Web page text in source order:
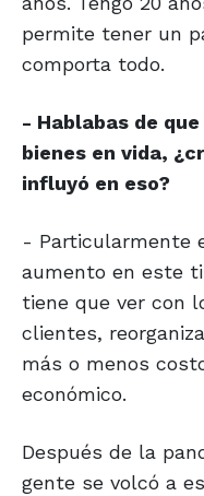
permite tener un
comporta todo.
- Hablabas de
bienes en vida,
influyó en eso?
- Particularmente
aumento en este
tiene que ver con
clientes,
más o menos
económico.
Después de la
gente se volcó a